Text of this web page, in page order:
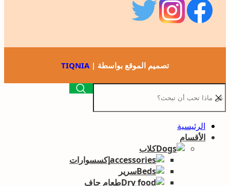
تصميم الموقع بواسطة |TIQNIA
الرئيسية
الأقسام
كلاب
إكسسوارات
سرير
طعام جاف